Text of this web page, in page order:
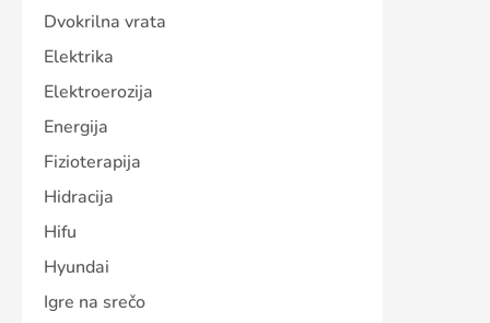
Dvokrilna vrata
Elektrika
Elektroerozija
Energija
Fizioterapija
Hidracija
Hifu
Hyundai
Igre na srečo